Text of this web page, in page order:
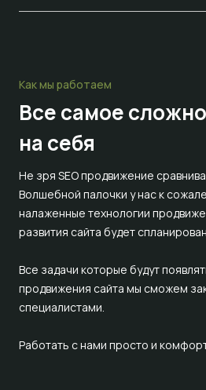
Как мы работаем
Все самое
на себя
Не зря SEO продвижение
Волшебной палочки у нас к
налаженные технологии
развития сайта будет
Все задачи которые будут
продвижения сайта мы сможем
специалистами.
Работать с нами просто и